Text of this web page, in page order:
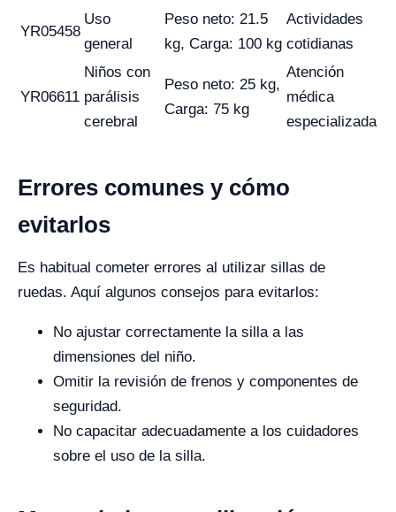
YR05458
Uso
general
Peso neto: 21.5
kg, Carga: 100 kg
Actividades
cotidianas
YR06611
Niños con
parálisis
cerebral
Peso neto: 25 kg,
Carga: 75 kg
Atención
médica
especializada
Errores comunes y cómo
evitarlos
Es habitual cometer errores al utilizar sillas de
ruedas. Aquí algunos consejos para evitarlos:
No ajustar correctamente la silla a las
dimensiones del niño.
Omitir la revisión de frenos y componentes de
seguridad.
No capacitar adecuadamente a los cuidadores
sobre el uso de la silla.